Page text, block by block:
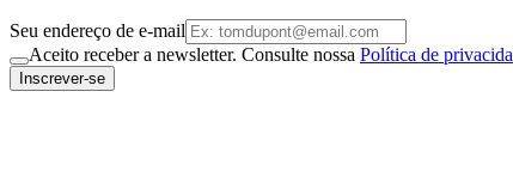
Seu endereço de e-mail
Aceito receber a newsletter. Consulte nossa Política de
Inscrever-se